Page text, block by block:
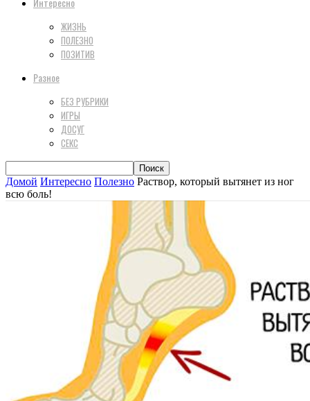
ЖИЗНЬ
ПОЛЕЗНО
ПОЗИТИВ
Разное
БЕЗ РУБРИКИ
ИГРЫ
ДОСУГ
СЕКС
Домой Интересно Полезно Раствор, который вытянет из ног
всю боль!